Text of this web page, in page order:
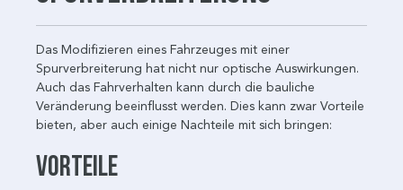
Das Modifizieren eines Fahrzeuges mit einer
Spurverbreiterung hat nicht nur optische Auswirkungen.
Auch das Fahrverhalten kann durch die bauliche
Veränderung beeinflusst werden. Dies kann zwar Vorteile
bieten, aber auch einige Nachteile mit sich bringen:
Vorteile